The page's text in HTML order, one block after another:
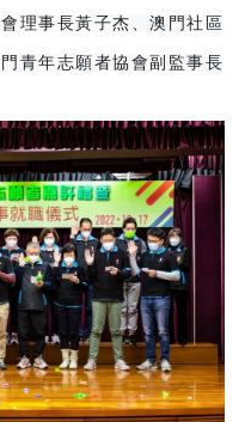
理事長黃子杰、澳門社區
青年志願者協會副監事長